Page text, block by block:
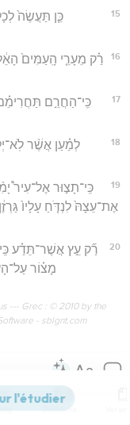
15
כֵּ֤ן תַּעֲשֶׂה֙
16
רַ֗ק מֵעָרֵ֤י הָֽעַמִּים֙
17
כִּֽי־הַחֲרֵ֣ם תַּחֲרִימֵ֗ם
18
לְמַ֗עַן אֲשֶׁ֨ר
19
כִּֽי־תָצ֣וּר
אֶת־עֵצָהּ֙ לִנְדֹּ֤חַ עָלָיו֙
20
רַ֞ק עֵ֣ץ אֲשֶׁר־תֵּדַ֗ע
מָצ֗וֹר
--- Grec : © 2010 by the
- sblgnt.com